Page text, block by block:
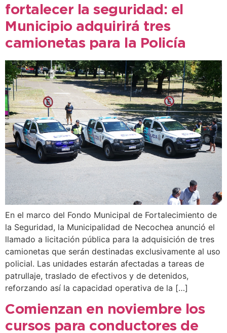
fortalecer la seguridad: el
Municipio adquirirá tres
camionetas para la Policía
En el marco del Fondo Municipal de Fortalecimiento de
la Seguridad, la Municipalidad de Necochea anunció el
llamado a licitación pública para la adquisición de tres
camionetas que serán destinadas exclusivamente al uso
policial. Las unidades estarán afectadas a tareas de
patrullaje, traslado de efectivos y de detenidos,
reforzando así la capacidad operativa de la […]
Comienzan en noviembre los
cursos para conductores de